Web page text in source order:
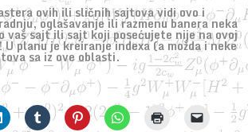
ovih ili sličnih sajtova vidi ovo i
oglašavanje ili razmenu banera neka
vaš sajt ili sajt koji posećujete nije na ovoj
planu je kreiranje indexa (a možda i neke
sa iz ove oblasti.